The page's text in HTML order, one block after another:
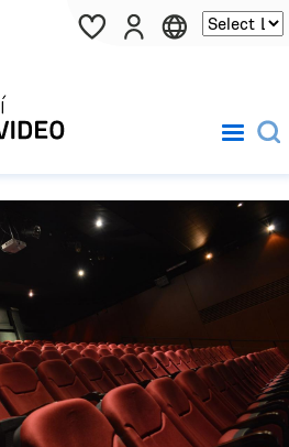
Pasar al contenido principal